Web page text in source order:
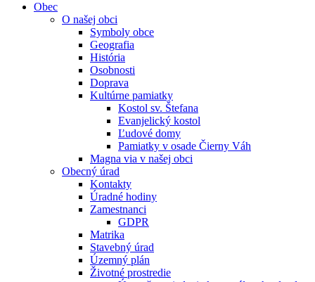
Obec
O našej obci
Symboly obce
Geografia
História
Osobnosti
Doprava
Kultúrne pamiatky
Kostol sv. Štefana
Evanjelický kostol
Ľudové domy
Pamiatky v osade Čierny Váh
Magna via v našej obci
Obecný úrad
Kontakty
Úradné hodiny
Zamestnanci
GDPR
Matrika
Stavebný úrad
Územný plán
Životné prostredie